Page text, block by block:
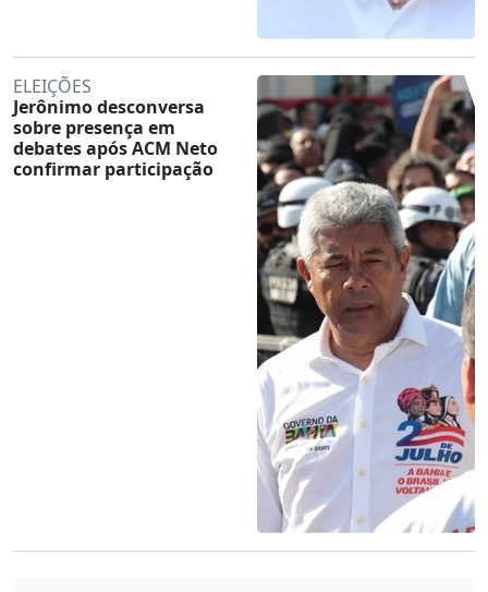
ELEIÇÕES
Jerônimo desconversa
sobre presença em
debates após ACM Neto
confirmar participação